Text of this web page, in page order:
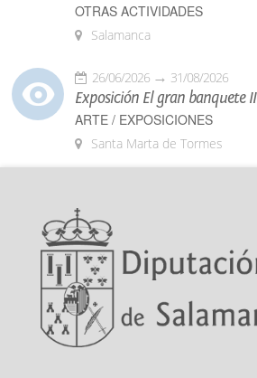
OTRAS ACTIVIDADES
Salamanca
26/06/2026 31/08/2026
Exposición El gran banquete II
ARTE / EXPOSICIONES
Santa Marta de Tormes